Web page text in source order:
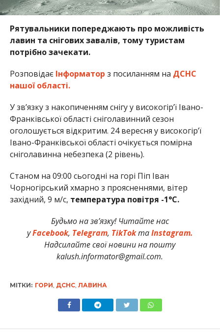
Рятувальники попереджають про можливість
лавин та снігових завалів, тому туристам
потрібно зачекати.
Розповідає Інформатор з посиланням на ДСНС
нашої області.
У зв’язку з накопиченням снiгу у високогiр’ї Iвано-
Франкiвської областi снiголавинний сезон
оголошується вiдкритим. 24 вересня у високогiр’ї
Iвано-Франкiвської областi очiкується помiрна
снiголавинна небезпека (2 рiвень).
Станом на 09:00 сьогодні на горі Піп Іван
Чорногірський хмарно з проясненнями, вітер
західний, 9 м/с, температура повітря -1°С.
Будьмо на зв’язку! Читайте нас
уFacebook, Telegram, TikTokтаInstagram.
Надсилайте свої новини на пошту
kalush.informator@gmail.com.
МІТКИ: ГОРИ, ДСНС, ЛАВИНА